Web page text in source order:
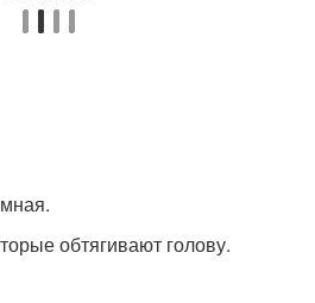
обтягивают голову.